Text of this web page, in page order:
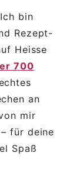
bin
Rezept-
Heisse
700
an
mir
für deine
Spaß